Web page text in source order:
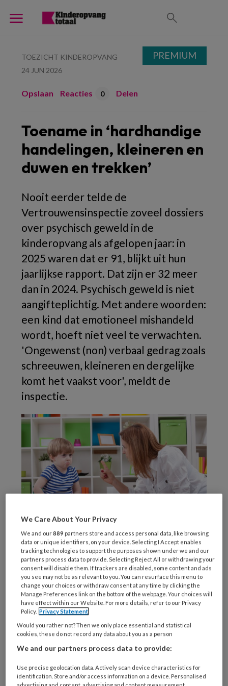
TOEZICHT KINDEROPVANG
24 JUN 2026
Opslaan Reacties 0 Delen
Toename in ‘hardhandige
handelingen, kleineren en
duwen en trekken’
Nooit eerder telde de
Vertrouwensinspectie zoveel dossiers
over psychisch geweld in de
kinderopvang als afgelopen jaar: in
2025 waren dat er 91, blijkt uit hun
jaarlijkse rapport. Dat zijn er 32 meer
dan in 2024. Psychisch geweld is niet
aangifteplichtig. Met andere woorden:
een kind dat emotioneel mishandeld
wordt, hoeft niet veel te verwachten.
'Ongewenst (non) verbaal gedrag zoals
schreeuwen, kleineren en dergelijke
komt het vaakst voor', meldt de
inspectie.
Foto: didesign / Stock.adobe.com
De
REGISTREREN
Wil je dit artikel lezen?
artikelen gratis per maand
PREMIUM
We Care About Your Privacy
We and our889 partners store and access personal data, like browsing
data or unique identifiers, on your device. Selecting I Accept enables
tracking technologies to support the purposes shown under we and our
partners process data to provide. Selecting Reject All or withdrawing your
consent will disable them. If trackers are disabled, some content and ads
you see may not be as relevant to you. You can resurface this menu to
change your choices or withdraw consent at any time by clicking the
Manage Preferences link on the bottom of the webpage. Your choices will
have effect within our Website. For more details, refer to our Privacy
Policy. Privacy Statement
Would you rather not? Then we only place essential and statistical
cookies, these do not record any data about you as a person
We and our partners process data to provide:
Use precise geolocation data. Actively scan device characteristics for
identification. Store and/or access information on a device. Personalised